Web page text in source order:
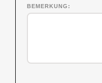
BEMERKUNG